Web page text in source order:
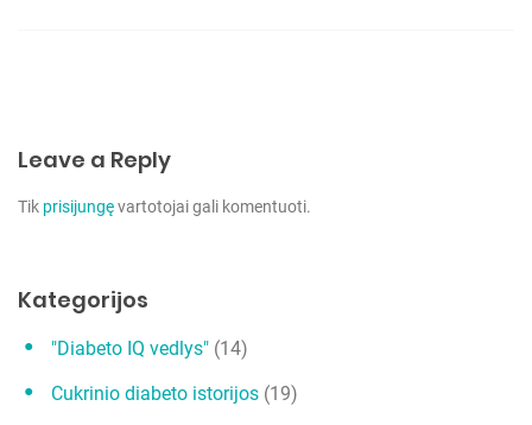
r
a
š
Leave a Reply
Tik prisijungęvartotojai gali komentuoti.
Kategorijos
"Diabeto IQ vedlys" (14)
Cukrinio diabeto istorijos (19)